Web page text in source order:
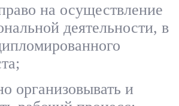
на осуществление
деятельности, в
организовывать и